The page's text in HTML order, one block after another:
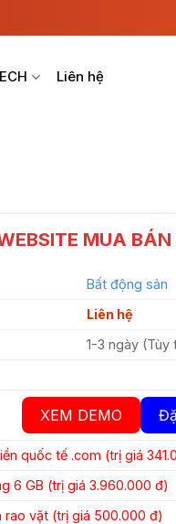
Liên hệ
MUA
Bất động sản
Liên hệ
1-3 ngày (Tùy
XEM DEMO
quốc tế .com (trị giá
6 GB (trị giá 3.960.000 đ)
rao vặt (trị giá 500.000 đ)